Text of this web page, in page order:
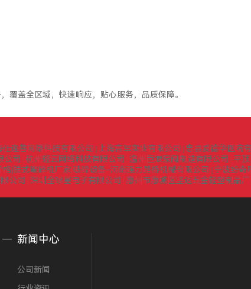
覆盖全区域，快速响应，贴心服务，品质保障。
仕逢巷网络科技有限公司 上海言军实业有限公司 忠县爱德华医院
公司
杭州轻云网络科技有限公司 温州巨浪泵阀制造有限公司 平
|锤式破碎机厂家|破碎设备-河南强力路桥机械有限公司 宁波纷奇
公司 深圳全球星电子有限公司 惠州市惠城区坚达五金轻塑制品厂
新闻中心
公司新闻